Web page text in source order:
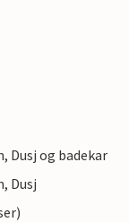
Dusj og badekar
Dusj